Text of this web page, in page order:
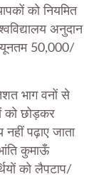
को नियमित
अनुदान
50,000/
भाग वनों से
को छोड़कर
नहीं पढ़ाए जाता
कुमाऊँ
को लैपटाप/